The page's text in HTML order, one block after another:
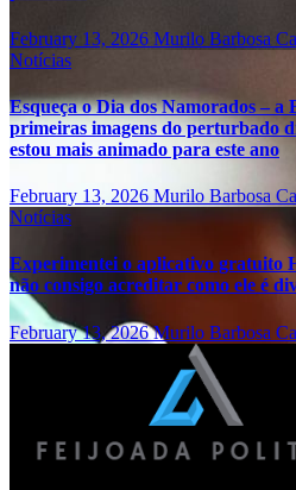
February 13, 2026 Murilo Barbosa
Notícias
Esqueça o Dia dos Namorados – a
primeiras imagens do perturbado
estou mais animado para este ano
February 13, 2026 Murilo Barbosa
Notícias
Experimentei o aplicativo gratuito
não consigo acreditar como ele é
February 13, 2026Murilo Barbosa